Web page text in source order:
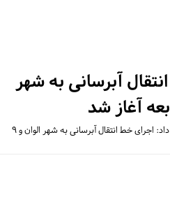
آبرسانی به شهر
آغاز شد
مدیر عامل سازمان آب و برق خوزستان خبر داد: اجرای خط انتقال آبرسانی به شهر الوان و ۹